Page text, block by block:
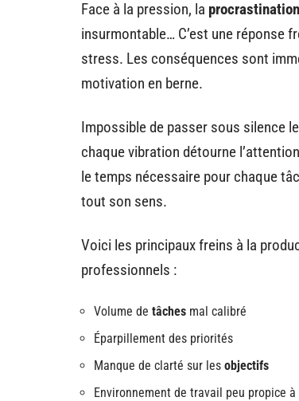
Face à la pression, la procrastination
insurmontable… C’est une réponse
stress. Les conséquences sont
motivation en berne.
Impossible de passer sous silence
chaque vibration détourne
le temps nécessaire pour chaque
tout son sens.
Voici les principaux freins à la
professionnels :
Volume de tâches mal calibré
Éparpillement des priorités
Manque de clarté sur les objectifs
Environnement de travail peu propice